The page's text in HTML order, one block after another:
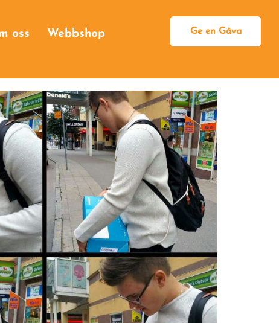
oss Webbshop Ge en Gåva
Egen insamling
Högtidsgåva
Minnesgåva
Testamentsgåva
Som företag